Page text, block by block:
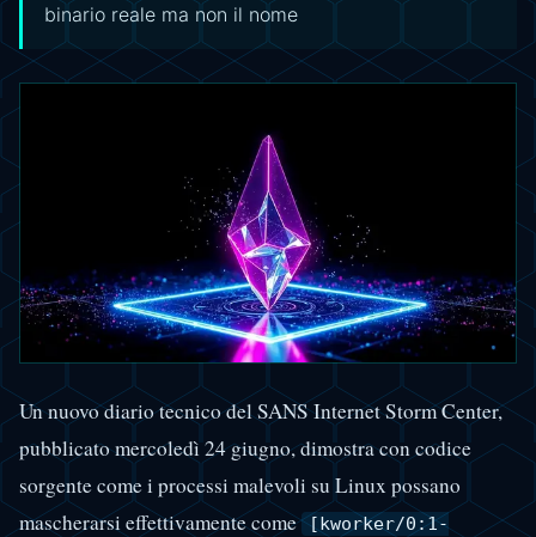
binario reale ma non il nome
Un nuovo diario tecnico del SANS Internet Storm Center,
pubblicato mercoledì 24 giugno, dimostra con codice
sorgente come i processi malevoli su Linux possano
mascherarsi effettivamente come [kworker/0:1-